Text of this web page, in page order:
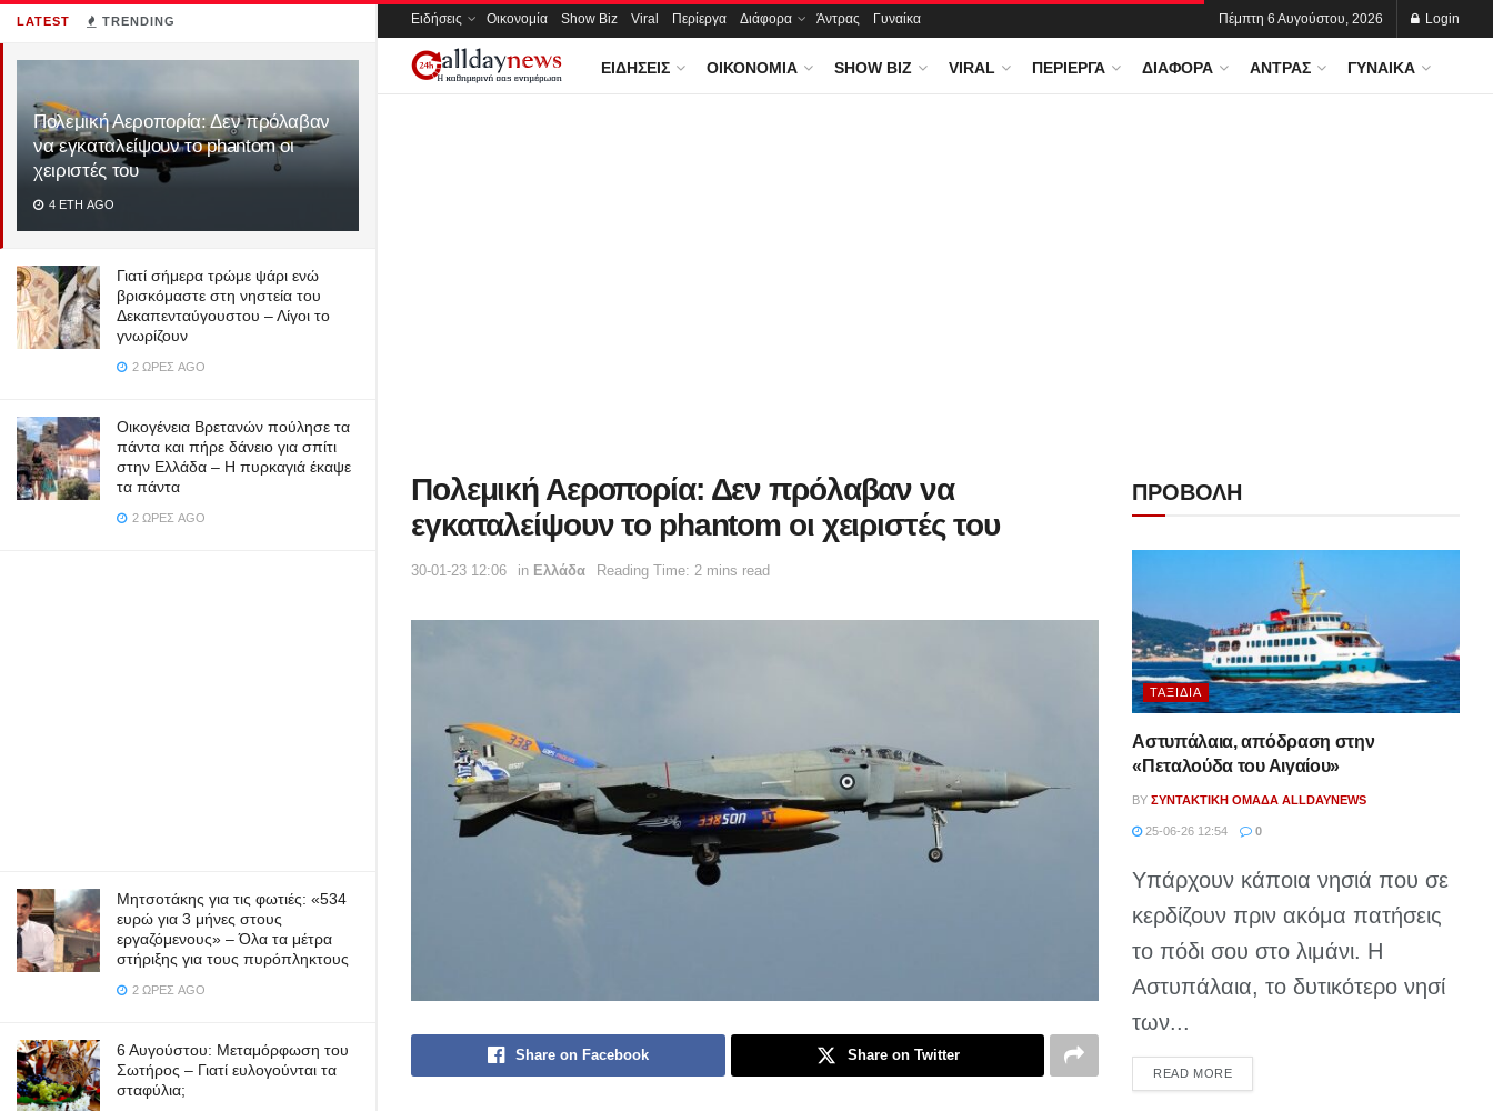
LATEST TRENDING
Πολεμική Αεροπορία: Δεν πρόλαβαν
να εγκαταλείψουν το phantom οι
χειριστές του
4 ΈΤΗ AGO
Γιατί σήμερα τρώμε ψάρι ενώ
βρισκόμαστε στη νηστεία του
Δεκαπενταύγουστου – Λίγοι το
γνωρίζουν
2 ΏΡΕΣ AGO
Οικογένεια Βρετανών πούλησε τα
πάντα και πήρε δάνειο για σπίτι
στην Ελλάδα – Η πυρκαγιά έκαψε
τα πάντα
2 ΏΡΕΣ AGO
Μητσοτάκης για τις φωτιές: «534
ευρώ για 3 μήνες στους
εργαζόμενους» – Όλα τα μέτρα
στήριξης για τους πυρόπληκτους
2 ΏΡΕΣ AGO
6 Αυγούστου: Μεταμόρφωση του
Σωτήρος – Γιατί ευλογούνται τα
σταφύλια;
Ειδήσεις Οικονομία Show Biz Viral Περίεργα Διάφορα Άντρας Γυναίκα Πέμπτη 6 Αυγούστου, 2026 Login
ΕΙΔΉΣΕΙΣ ΟΙΚΟΝΟΜΊΑ SHOW BIZ VIRAL ΠΕΡΊΕΡΓΑ ΔΙΆΦΟΡΑ ΆΝΤΡΑΣ ΓΥΝΑΊΚΑ
Πολεμική Αεροπορία: Δεν πρόλαβαν να
εγκαταλείψουν το phantom οι χειριστές του
30-01-23 12:06 in Ελλάδα Reading Time: 2 mins read
Share on Facebook Share on Twitter
ΠΡΟΒΟΛΗ
ΤΑΞΊΔΙΑ
Αστυπάλαια, απόδραση στην
«Πεταλούδα του Αιγαίου»
BY ΣΥΝΤΑΚΤΙΚΉ ΟΜΆΔΑ ALLDAYNEWS
25-06-26 12:54 0
Υπάρχουν κάποια νησιά που σε
κερδίζουν πριν ακόμα πατήσεις
το πόδι σου στο λιμάνι. Η
Αστυπάλαια, το δυτικότερο νησί
των...
READ MOREDETAILS